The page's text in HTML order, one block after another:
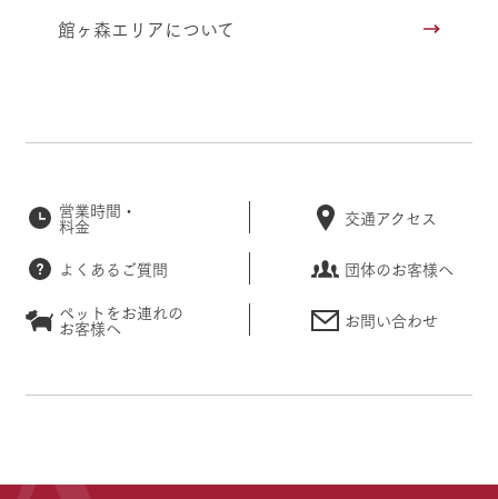
館ヶ森エリアについて
営業時間・
料金 交通アクセス
よくあるご質問
団体のお客様へ
ペットをお連れの
お客様へ お問い合わせ